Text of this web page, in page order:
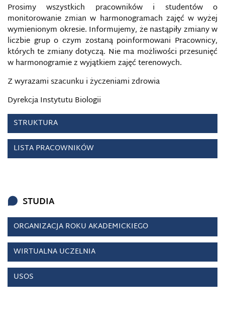
Prosimy wszystkich pracowników i studentów o
monitorowanie zmian w harmonogramach zajęć w wyżej
wymienionym okresie. Informujemy, że nastąpiły zmiany w
liczbie grup o czym zostaną poinformowani Pracownicy,
których te zmiany dotyczą. Nie ma możliwości przesunięć
w harmonogramie z wyjątkiem zajęć terenowych.
Z wyrazami szacunku i życzeniami zdrowia
Dyrekcja Instytutu Biologii
STRUKTURA
LISTA PRACOWNIKÓW
STUDIA
ORGANIZACJA ROKU AKADEMICKIEGO
WIRTUALNA UCZELNIA
USOS